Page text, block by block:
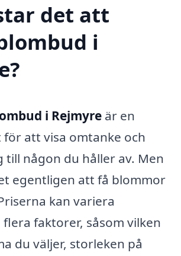
det att
i
i Rejmyre är en
att visa omtanke och
till någon du håller av. Men
egentligen att få blommor
kan variera
faktorer, såsom vilken
du väljer, storleken på